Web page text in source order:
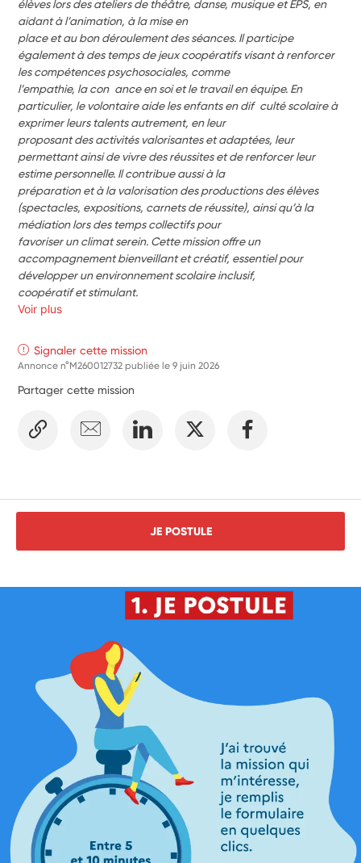
élèves lors des ateliers de théâtre, danse, musique et EPS, en
aidant à l’animation, à la mise en
place et au bon déroulement des séances. Il participe
également à des temps de jeux coopératifs visant à renforcer
les compétences psychosociales, comme
l’empathie, la con ance en soi et le travail en équipe. En
particulier, le volontaire aide les enfants en dif culté scolaire à
exprimer leurs talents autrement, en leur
proposant des activités valorisantes et adaptées, leur
permettant ainsi de vivre des réussites et de renforcer leur
estime personnelle. Il contribue aussi à la
préparation et à la valorisation des productions des élèves
(spectacles, expositions, carnets de réussite), ainsi qu’à la
médiation lors des temps collectifs pour
favoriser un climat serein. Cette mission offre un
accompagnement bienveillant et créatif, essentiel pour
développer un environnement scolaire inclusif,
coopératif et stimulant.
Voir plus
Signaler cette mission
Annonce n°M260012732 publiée le9 juin 2026
Partager cette mission
JE POSTULE